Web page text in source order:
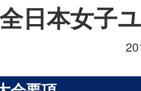
日本女子